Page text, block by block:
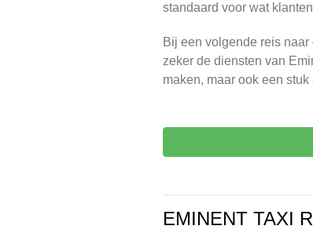
standaard voor wat
Bij een volgende reis
zeker de diensten van
maken, maar ook een stuk
EMINENT TAXI